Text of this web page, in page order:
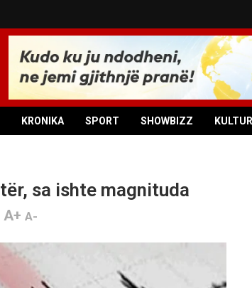
KRONIKA SPORT SHOWBIZZ
sa ishte magnituda
A+ A-